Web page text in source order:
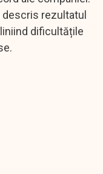
descris rezultatul
dificultățile